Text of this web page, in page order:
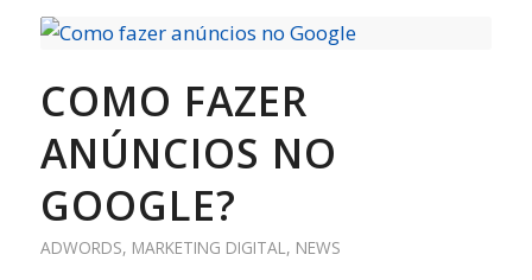
COMO FAZER
ANÚNCIOS NO
GOOGLE?
ADWORDS, MARKETING DIGITAL, NEWS